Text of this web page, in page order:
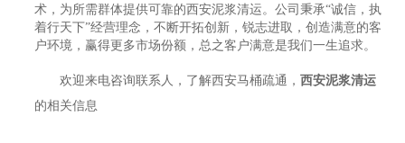
术，为所需群体提供可靠的西安泥浆清运。公司秉承“诚信，执
着行天下”经营理念，不断开拓创新，锐志进取，创造满意的客
户环境，赢得更多市场份额，总之客户满意是我们一生追求。
欢迎来电咨询联系人，了解西安马桶疏通， 西安泥浆清运
的相关信息